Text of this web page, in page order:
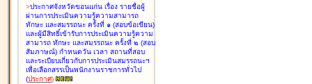
>ประกาศจังหวัดขอนแก่น เรื่อง รายชื่อผู้
ผ่านการประเมินความรู้ความสามารถ
ทักษะ และสมรรถนะ ครั้งที่ ๑ (สอบข้อเขียน)
และผู้มีสิทธิ์เข้ารับการประเมินความรู้ความ
สามารถ ทักษะ และสมรรถนะ ครั้งที่ ๒ (สอบ
สัมภาษณ์) กำหนดวัน เวลา สถานที่สอบ
และระเบียบเกี่ยวกับการประเมินสมรรถนะฯ
เพื่อเลือกสรรเป็นพนักงานราชการทั่วไป
(ประกาศ)